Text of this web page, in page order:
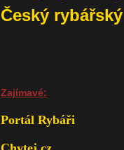
Český
Zajímavé:
Portál Rybáři